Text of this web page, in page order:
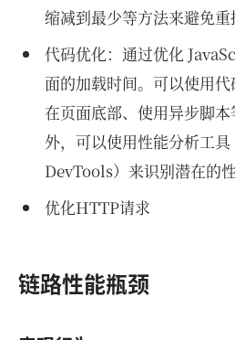
缩减到最少等方法来避免重
代码优化：通过优化
面的加载时间。可以使用
在页面底部、使用异步脚
外，可以使用性能分析工
DevTools）来识别潜在的
优化HTTP请求
链路性能瓶颈